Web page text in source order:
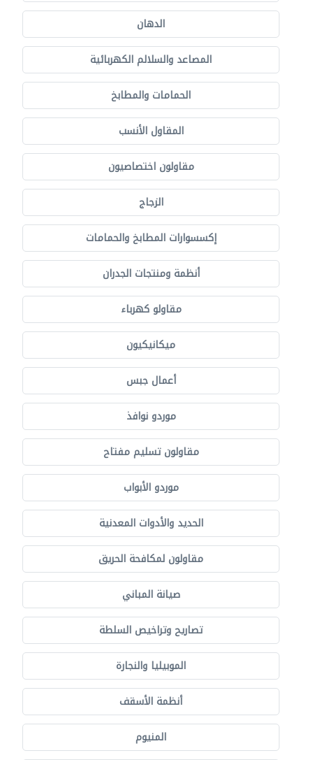
الدهان
المصاعد والسلالم الكهربائية
الحمامات والمطابخ
المقاول الأنسب
مقاولون اختصاصيون
الزجاج
إكسسوارات المطابخ والحمامات
أنظمة ومنتجات الجدران
مقاولو كهرباء
ميكانيكيون
أعمال جبس
موردو نوافذ
مقاولون تسليم مفتاح
موردو الأبواب
الحديد والأدوات المعدنية
مقاولون لمكافحة الحريق
صيانة المباني
تصاريح وتراخيص السلطة
الموبيليا والنجارة
أنظمة الأسقف
المنيوم